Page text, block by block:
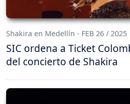
Shakira en Medellín - FEB 26 / 2025
SIC ordena a Ticket
del concierto de Shakira